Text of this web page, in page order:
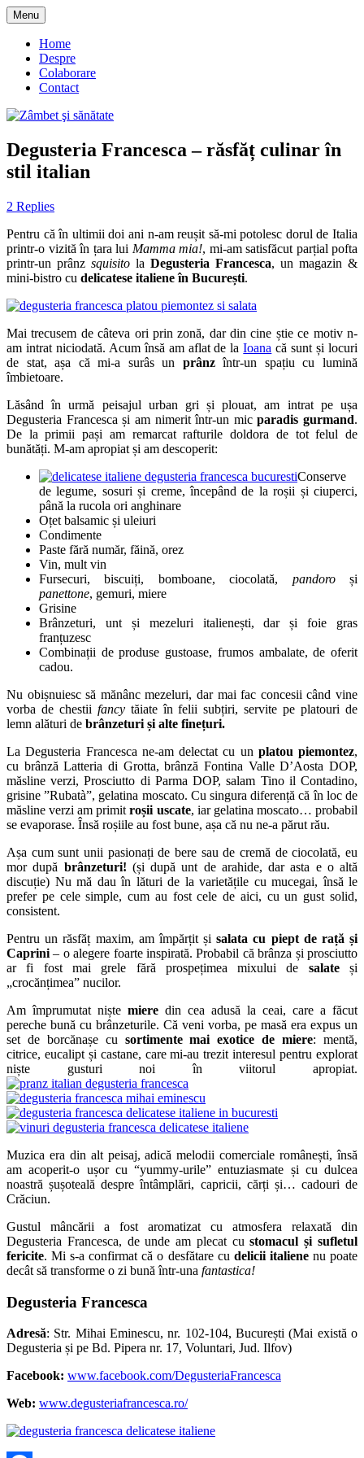
Skip
to
content
Zâmbet şi sănătate
Menu
Home
Despre
Colaborare
Contact
Degusteria Francesca – răsfăț culinar în
stil italian
2 Replies
Pentru că în ultimii doi ani n-am reușit să-mi potolesc dorul de Italia
printr-o vizită în țara lui Mamma mia!, mi-am satisfăcut parțial pofta
printr-un prânz squisito la Degusteria Francesca, un magazin &
mini-bistro cu delicatese italiene în București.
Mai trecusem de câteva ori prin zonă, dar din cine știe ce motiv n-
am intrat niciodată. Acum însă am aflat de laIoana că sunt și locuri
de stat, așa că mi-a surâs un prânzîntr-un spațiu cu lumină
îmbietoare.
Lăsând în urmă peisajul urban gri și plouat, am intrat pe ușa
Degusteria Francesca și am nimerit într-un micparadis gurmand.
De la primii pași am remarcat rafturile doldora de tot felul de
bunătăți. M-am apropiat și am descoperit:
Conserve
de legume, sosuri și creme, începând de la roșii și ciuperci,
până la rucola ori anghinare
Oțet balsamic și uleiuri
Condimente
Paste fără număr, făină, orez
Vin, mult vin
Fursecuri, biscuiți, bomboane, ciocolată, pandoroși
panettone, gemuri, miere
Grisine
Brânzeturi, unt și mezeluri italienești, dar și foie gras
franțuzesc
Combinații de produse gustoase, frumos ambalate, de oferit
cadou.
Nu obișnuiesc să mănânc mezeluri, dar mai fac concesii când vine
vorba de chestii fancytăiate în felii subțiri, servite pe platouri de
lemn alături de brânzeturi și alte finețuri.
La Degusteria Francesca ne-am delectat cu un platou piemontez,
cu brânză Latteria di Grotta, brânză Fontina Valle D’Aosta DOP,
măsline verzi, Prosciutto di Parma DOP, salam Tino il Contadino,
grisine ”Rubatà”, gelatina moscato. Cu singura diferență că în loc de
măsline verzi am primitroșii uscate, iar gelatina moscato… probabil
se evaporase. Însă roșiile au fost bune, așa că nu ne-a părut rău.
Așa cum sunt unii pasionați de bere sau de cremă de ciocolată, eu
mor după brânzeturi! (și după unt de arahide, dar asta e o altă
discuție) Nu mă dau în lături de la varietățile cu mucegai, însă le
prefer pe cele simple, cum au fost cele de aici, cu un gust solid,
consistent.
Pentru un răsfăț maxim, am împărțit șisalata cu piept de rață și
Caprini – o alegere foarte inspirată. Probabil că brânza și prosciutto
ar fi fost mai grele fără prospețimea mixului de salateși
„crocănțimea” nucilor.
Am împrumutat niște miere din cea adusă la ceai, care a făcut
pereche bună cu brânzeturile. Că veni vorba, pe masă era expus un
set de borcănașe cu sortimente mai exotice de miere: mentă,
citrice, eucalipt și castane, care mi-au trezit interesul pentru explorat
niște gusturi noi în viitorul apropiat.
Muzica era din alt peisaj, adică melodii comerciale românești, însă
am acoperit-o ușor cu “yummy-urile” entuziasmate și cu dulcea
noastră șușoteală despre întâmplări, capricii, cărți și… cadouri de
Crăciun.
Gustul mâncării a fost aromatizat cu atmosfera relaxată din
Degusteria Francesca, de unde am plecat customacul și sufletul
fericite. Mi s-a confirmat că o desfătare cu delicii italienenu poate
decât să transforme o zi bună într-una fantastica!
Degusteria Francesca
Adresă: Str. Mihai Eminescu, nr. 102-104, București (Mai există o
Degusteria și pe Bd. Pipera nr. 17, Voluntari, Jud. Ilfov)
Facebook: www.facebook.com/DegusteriaFrancesca
Web: www.degusteriafrancesca.ro/